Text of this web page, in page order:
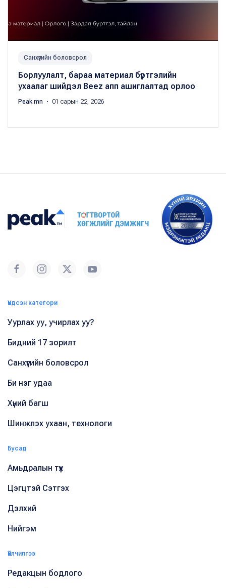
Санхүүгийн боловсрол
Борлуулалт, бараа материал бүртгэлийн
ухаалаг шийдэл Beez апп ашиглалтад орлоо
Peak.mn ・ 01 сарын 22, 2026
Үндсэн категори
Уурлах уу, учирлах уу?
Бидний 17 зорилт
Санхүүгийн боловсрол
Би нэг удаа
Хүний багш
Шинжлэх ухаан, технологи
Бусад
Амьдралын түүх
Цэгцтэй Сэтгэх
Дэлхий
Нийгэм
Үйлчилгээ
Редакцын бодлого